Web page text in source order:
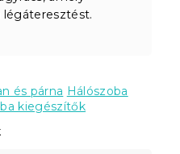
és párna Hálószoba
kiegészítők